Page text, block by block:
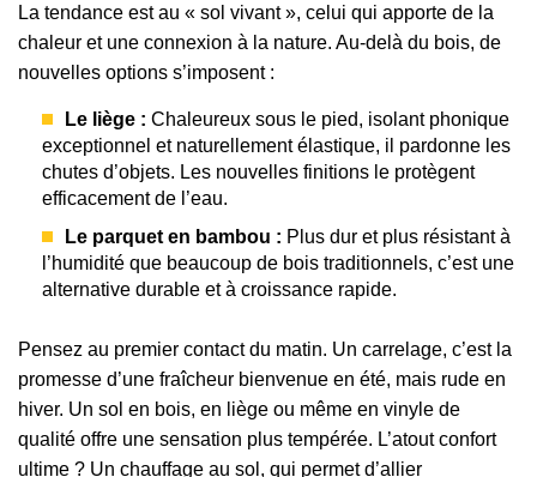
La tendance est au « sol vivant », celui qui apporte de la
chaleur et une connexion à la nature. Au-delà du bois, de
nouvelles options s’imposent :
Le liège : Chaleureux sous le pied, isolant phonique
exceptionnel et naturellement élastique, il pardonne les
chutes d’objets. Les nouvelles finitions le protègent
efficacement de l’eau.
Le parquet en bambou : Plus dur et plus résistant à
l’humidité que beaucoup de bois traditionnels, c’est une
alternative durable et à croissance rapide.
Pensez au premier contact du matin. Un carrelage, c’est la
promesse d’une fraîcheur bienvenue en été, mais rude en
hiver. Un sol en bois, en liège ou même en vinyle de
qualité offre une sensation plus tempérée. L’atout confort
ultime ? Un chauffage au sol, qui permet d’allier